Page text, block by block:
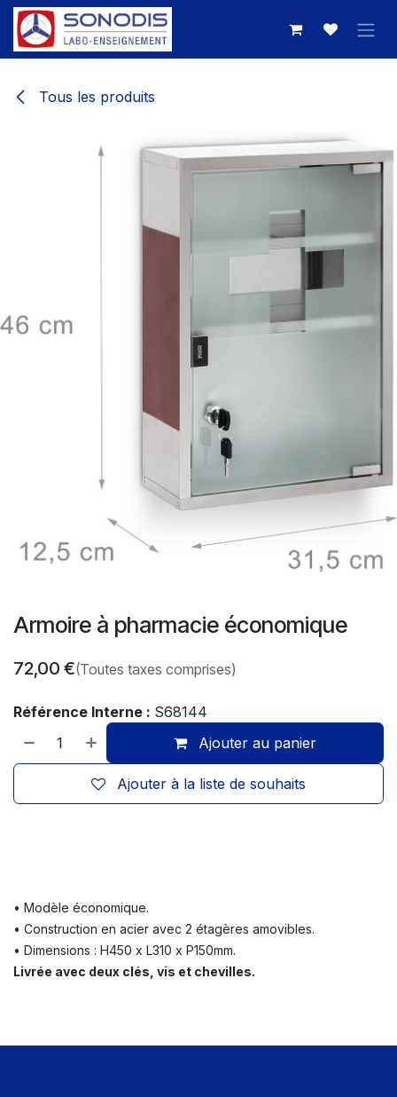
Se rendre au contenu
Tous les produits
Armoire à pharmacie économique
72,00 €(Toutes taxes comprises)
Référence Interne : S68144
Ajouter au panier
Ajouter à la liste de souhaits
• Modèle économique.
• Construction en acier avec 2 étagères amovibles.
• Dimensions : H450 x L310 x P150mm.
Livrée avec deux clés, vis et chevilles.